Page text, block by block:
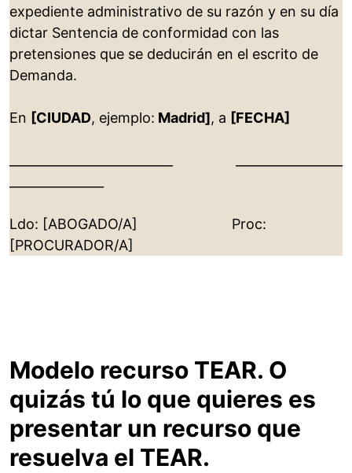
expediente administrativo de su razón y en su día
dictar Sentencia de conformidad con las
pretensiones que se deducirán en el escrito de
Demanda.
En [CIUDAD, ejemplo: Madrid], a [FECHA]
Ldo: [ABOGADO/A] Proc:
[PROCURADOR/A]
Modelo recurso TEAR. O
quizás tú lo que quieres es
presentar un recurso que
resuelva el TEAR.